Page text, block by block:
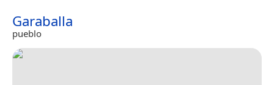
Garaballa
pueblo